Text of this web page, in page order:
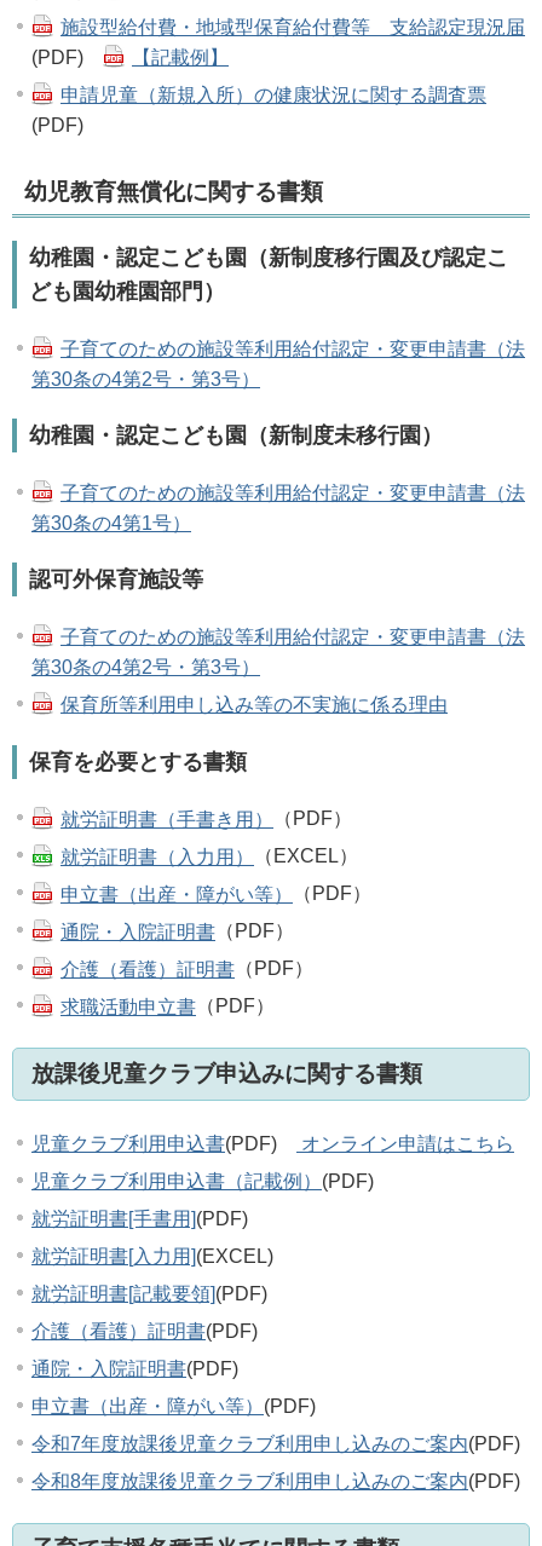
施設型給付費・地域型保育給付費等 支給認定現況届
(PDF)
【記載例】
申請児童（新規入所）の健康状況に関する調査票
(PDF)
幼児教育無償化に関する書類
幼稚園・認定こども園（新制度移行園及び認定こ
ども園幼稚園部門）
子育てのための施設等利用給付認定・変更申請書（法
第30条の4第2号・第3号）
幼稚園・認定こども園（新制度未移行園）
子育てのための施設等利用給付認定・変更申請書（法
第30条の4第1号）
認可外保育施設等
子育てのための施設等利用給付認定・変更申請書（法
第30条の4第2号・第3号）
保育所等利用申し込み等の不実施に係る理由
保育を必要とする書類
就労証明書（手書き用）
（PDF）
就労証明書（入力用）
（EXCEL）
申立書（出産・障がい等）
（PDF）
通院・入院証明書 （PDF）
介護（看護）証明書 （PDF）
求職活動申立書 （PDF）
放課後児童クラブ申込みに関する書類
児童クラブ利用申込書(PDF)
オンライン申請はこちら
児童クラブ利用申込書（記載例） (PDF)
就労証明書[手書用](PDF)
就労証明書[入力用](EXCEL)
就労証明書[記載要領](PDF)
介護（看護）証明書(PDF)
通院・入院証明書(PDF)
申立書（出産・障がい等） (PDF)
令和7年度放課後児童クラブ利用申し込みのご案内(PDF)
令和8年度放課後児童クラブ利用申し込みのご案内(PDF)